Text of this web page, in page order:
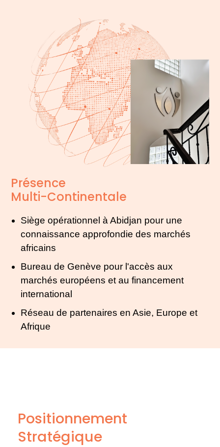
Présence
Multi-Continentale
Siège opérationnel à Abidjan pour une
connaissance approfondie des marchés
africains
Bureau de Genève pour l'accès aux
marchés européens et au financement
international
Réseau de partenaires en Asie, Europe et
Afrique
Positionnement
Stratégique